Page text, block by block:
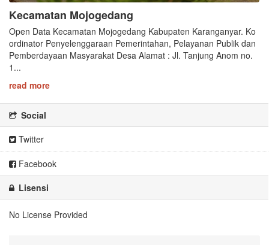
Kecamatan Mojogedang
Open Data Kecamatan Mojogedang Kabupaten Karanganyar. Ko
ordinator Penyelenggaraan Pemerintahan, Pelayanan Publik dan
Pemberdayaan Masyarakat Desa Alamat : Jl. Tanjung Anom no.
1...
read more
Social
Twitter
Facebook
Lisensi
No License Provided